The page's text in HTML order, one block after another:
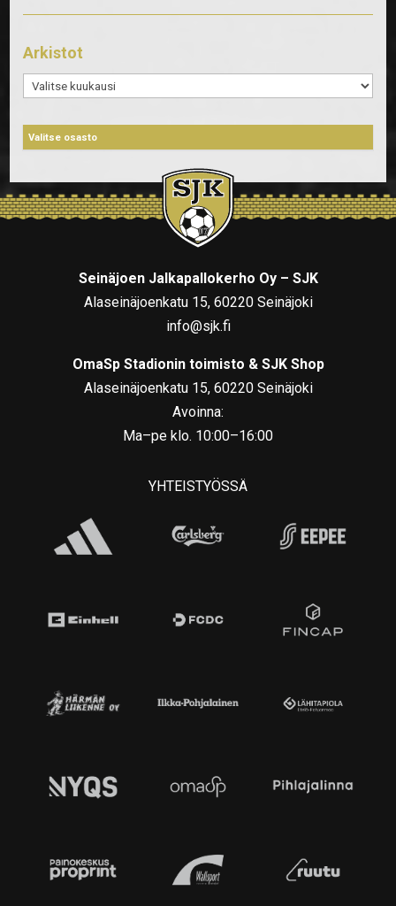
Arkistot
Arkistot
Seinäjoen Jalkapallokerho Oy – SJK
Alaseinäjoenkatu 15, 60220 Seinäjoki
info@sjk.fi
OmaSp Stadionin toimisto & SJK Shop
Alaseinäjoenkatu 15, 60220 Seinäjoki
Avoinna:
Ma–pe klo. 10:00–16:00
YHTEISTYÖSSÄ